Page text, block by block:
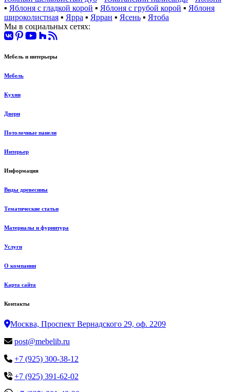
▪ Яблоня с гладкой корой ▪ Яблоня с грубой корой ▪ Яблоня
широколистная ▪ Ярра ▪ Ярран ▪ Ясень ▪ Ятоба
Мы в социальных сетях:
Мебель и интерьеры
Мебель
Кухни
Двери
Потолочные панели
Интерьер
Информация
Виды древесины
Тематические статьи
Материалы и фурнитура
Услуги
О компании
Карта сайта
Контакты
Москва, Проспект Вернадского 29, оф. 2209
post@mebelib.ru
+7 (925) 300-38-12
+7 (925) 391-62-02